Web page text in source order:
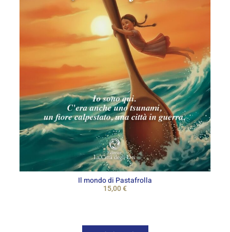
Il mondo di Pastafrolla
15,00€